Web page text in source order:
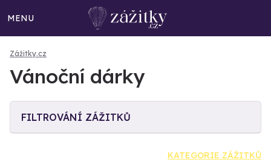
MENU
Zážitky.cz
Vánoční dárky
FILTROVÁNÍ ZÁŽITKŮ
KATEGORIE ZÁŽITKŮ